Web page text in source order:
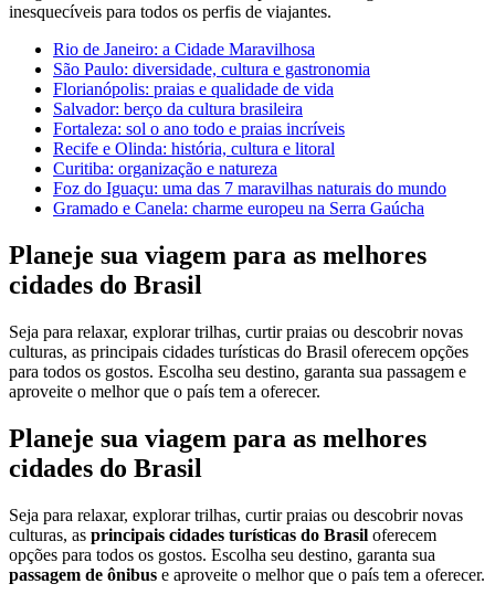
inesquecíveis para todos os perfis de viajantes.
Rio de Janeiro: a Cidade Maravilhosa
São Paulo: diversidade, cultura e gastronomia
Florianópolis: praias e qualidade de vida
Salvador: berço da cultura brasileira
Fortaleza: sol o ano todo e praias incríveis
Recife e Olinda: história, cultura e litoral
Curitiba: organização e natureza
Foz do Iguaçu: uma das 7 maravilhas naturais do mundo
Gramado e Canela: charme europeu na Serra Gaúcha
Planeje sua viagem para as melhores
cidades do Brasil
Seja para relaxar, explorar trilhas, curtir praias ou descobrir novas
culturas, as principais cidades turísticas do Brasil oferecem opções
para todos os gostos. Escolha seu destino, garanta sua passagem e
aproveite o melhor que o país tem a oferecer.
Planeje sua viagem para as melhores
cidades do Brasil
Seja para relaxar, explorar trilhas, curtir praias ou descobrir novas
culturas, as principais cidades turísticas do Brasil oferecem
opções para todos os gostos. Escolha seu destino, garanta sua
passagem de ônibus e aproveite o melhor que o país tem a oferecer.